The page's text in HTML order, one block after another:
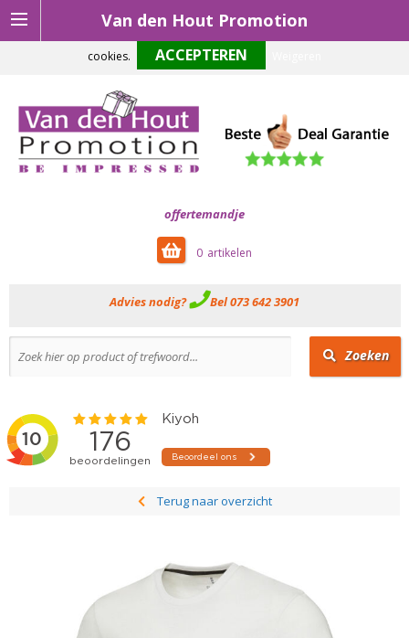
Van den Hout Promotion
offertemandje
0
Advies nodig? Bel 073 642 3901
Zoeken
Terug naar overzicht
Om onze website optimaal te laten functioneren maken wij gebruik van
cookies.